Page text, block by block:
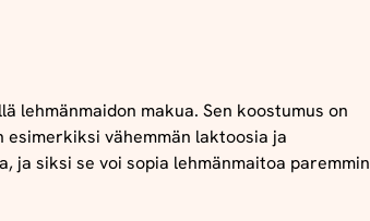
lehmänmaidon makua. Sen koostumus on
vähemmän laktoosia ja
ja siksi se voi sopia lehmänmaitoa paremmin